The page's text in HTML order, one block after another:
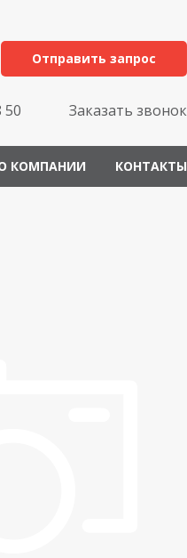
Отправить запрос
50 Заказать звонок
КОМПАНИИ КОНТАКТЫ